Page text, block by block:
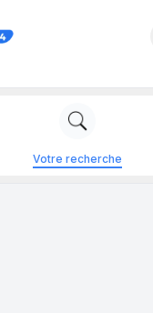
Votre recherche